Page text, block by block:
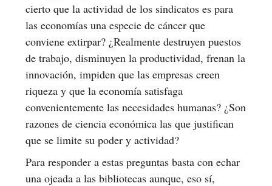
cierto que la actividad de los sindicatos es para
las economías una especie de cáncer que
conviene extirpar? ¿Realmente destruyen puestos
de trabajo, disminuyen la productividad, frenan la
innovación, impiden que las empresas creen
riqueza y que la economía satisfaga
convenientemente las necesidades humanas? ¿Son
razones de ciencia económica las que justifican
que se limite su poder y actividad?
Para responder a estas preguntas basta con echar
una ojeada a las bibliotecas aunque, eso sí,